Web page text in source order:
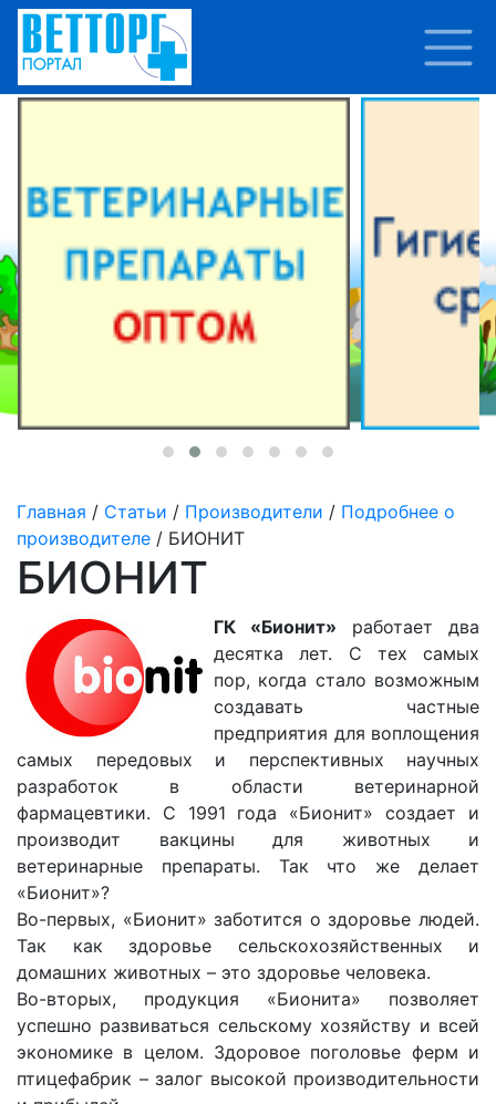
Главная / Статьи / Производители / Подробнее о
производителе / БИОНИТ
БИОНИТ
ГК «Бионит» работает два
десятка лет. С тех самых
пор, когда стало возможным
создавать частные
предприятия для воплощения
самых передовых и перспективных научных
разработок в области ветеринарной
фармацевтики. С 1991 года «Бионит» создает и
производит вакцины для животных и
ветеринарные препараты. Так что же делает
«Бионит»?
Во-первых, «Бионит» заботится о здоровье людей.
Так как здоровье сельскохозяйственных и
домашних животных – это здоровье человека.
Во-вторых, продукция «Бионита» позволяет
успешно развиваться сельскому хозяйству и всей
экономике в целом. Здоровое поголовье ферм и
птицефабрик – залог высокой производительности